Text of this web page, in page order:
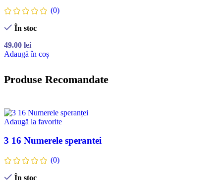
(0)
În stoc
49.00 lei
Adaugă în coș
Produse Recomandate
Adaugă la favorite
3 16 Numerele sperantei
(0)
În stoc